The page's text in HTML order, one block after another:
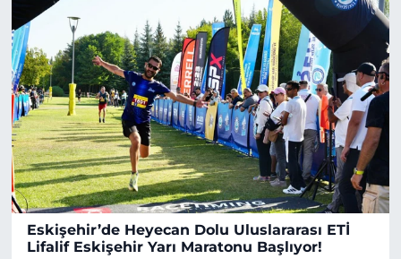
Eskişehir’de Heyecan Dolu Uluslararası ETİ
Lifalif Eskişehir Yarı Maratonu Başlıyor!